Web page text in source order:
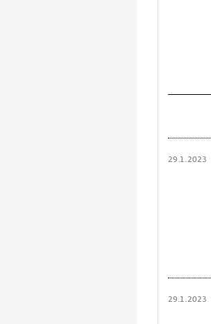
29.1.2023
29.1.2023